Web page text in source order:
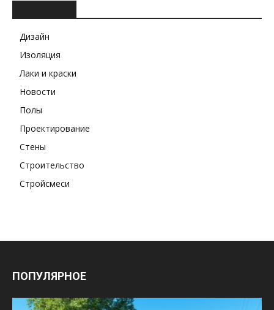
Дизайн
Изоляция
Лаки и краски
Новости
Полы
Проектирование
Стены
Строительство
Стройсмеси
ПОПУЛЯРНОЕ